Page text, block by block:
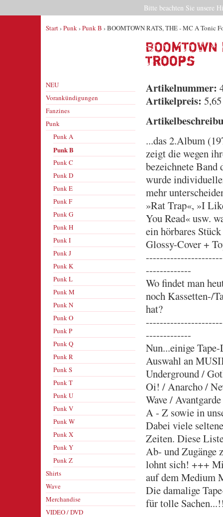
Start›Punk›Punk B › BOOMTOWN RATS, THE - MC A Tonic
Troops
NEU
Vorankündigungen
Fanzines
Punk
Punk A
Punk B
Punk C
Punk D
Punk E
Punk F
Punk G
Punk H
Punk I
Punk J
Punk K
Punk L
Punk M
Punk N
Punk O
Punk P
Punk Q
Punk R
Punk S
Punk T
Punk U
Punk V
Punk W
Punk X
Punk Y
Punk Z
Shirts
Wave
Merchandise
VIDEO / DVD
Artikelnummer:
Artikelpreis:
...das 2.Album
zeigt die wegen
bezeichnete Band
wurde
mehr
»Rat Trap«, »I
You Read« usw.
ein hörbares
Glossy-Cover +
-------------
Wo findet man
noch Kassetten-/
hat?
-------------
Nun...einige
Auswahl an
Underground /
Oi! / Anarcho /
Wave /
A - Z sowie in
Dabei viele
Zeiten. Diese
Ab- und Zugänge
lohnt sich! +++
auf dem Medium
Die damalige
für tolle
Bitte beachten Sie unsere